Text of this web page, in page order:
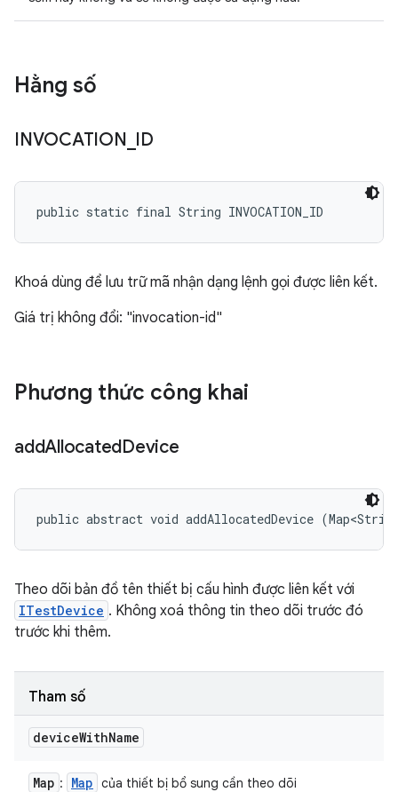
Hằng số
INVOCATION ID
public static final String INVOCATION_ID
Khoá dùng để lưu trữ mã nhận dạng lệnh gọi được liên kết.
Giá trị không đổi: "invocation-id"
Phương thức công khai
addAllocatedDevice
public abstract void addAllocatedDevice
Theo dõi bản đồ tên thiết bị cấu hình được liên kết với
ITestDevice . Không xoá thông tin theo dõi trước đó
trước khi thêm.
Tham số
deviceWithName
Map : Map của thiết bị bổ sung cần theo dõi